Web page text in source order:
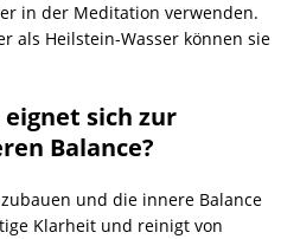
in der Meditation verwenden.
als Heilstein-Wasser können sie
sich zur
Balance?
und die innere Balance
Klarheit und reinigt von